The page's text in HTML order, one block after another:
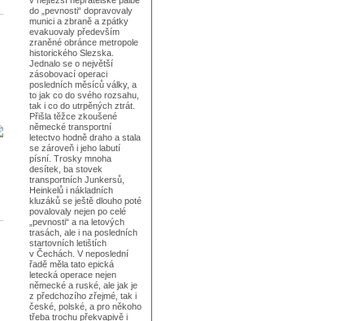
do „pevnosti“ dopravovaly
munici a zbraně a zpátky
evakuovaly především
zraněné obránce metropole
historického Slezska.
Jednalo se o největší
zásobovací operaci
posledních měsíců války, a
to jak co do svého rozsahu,
tak i co do utrpěných ztrát.
Přišla těžce zkoušené
německé transportní
letectvo hodně draho a stala
se zároveň i jeho labutí
písní. Trosky mnoha
desítek, ba stovek
transportních Junkersů,
Heinkelů i nákladních
kluzáků se ještě dlouho poté
povalovaly nejen po celé
„pevnosti“ a na letových
trasách, ale i na posledních
startovních letištích
v Čechách. V neposlední
řadě měla tato epická
letecká operace nejen
německé a ruské, ale jak je
z předchozího zřejmé, tak i
české, polské, a pro někoho
třeba trochu překvapivě i